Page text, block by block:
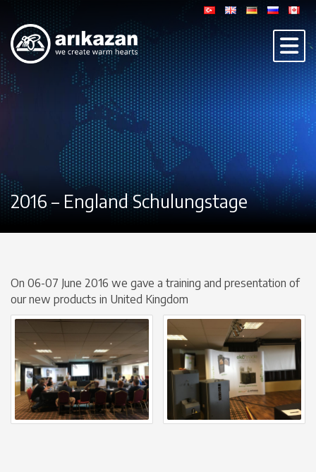
2016 – England Schulungstage
On 06-07 June 2016 we gave a training and presentation of
our new products in United Kingdom